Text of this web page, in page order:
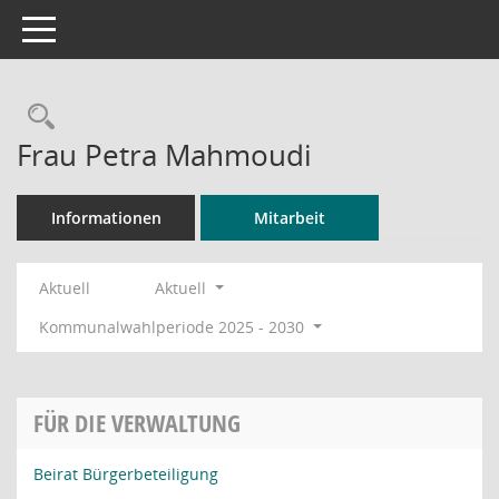
Toggle navigation
Rechercheauswahl
Frau Petra Mahmoudi
Informationen Mitarbeit
Aktuell
Aktuell
Kommunalwahlperiode 2025 - 2030
FÜR DIE VERWALTUNG
Beirat Bürgerbeteiligung